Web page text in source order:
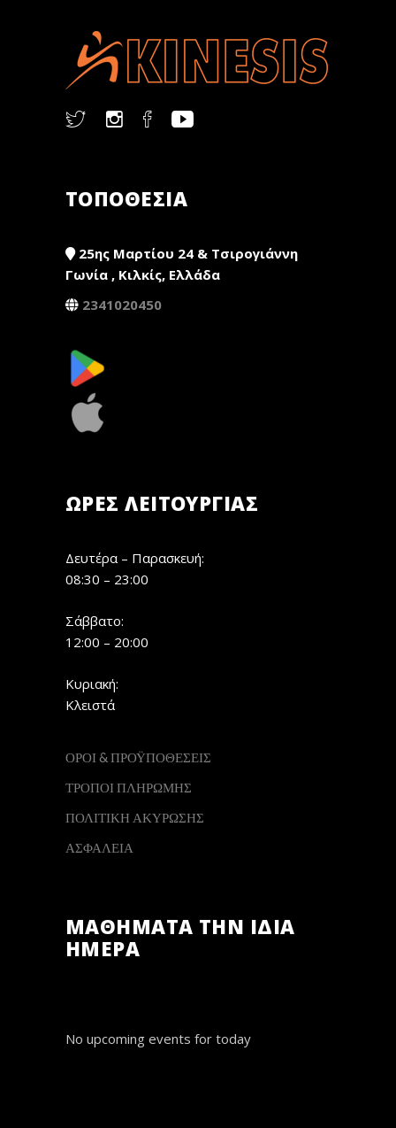
ΤΟΠΟΘΕΣΙΑ
25ης Μαρτίου 24 & Τσιρογιάννη
Γωνία , Κιλκίς, Ελλάδα
2341020450
ΏΡΕΣ ΛΕΙΤΟΥΡΓΊΑΣ
Δευτέρα – Παρασκευή:
08:30 – 23:00
Σάββατο:
12:00 – 20:00
Κυριακή:
Κλειστά
ΟΡΟΙ & ΠΡΟΫΠΟΘΕΣΕΙΣ
ΤΡΟΠΟΙ ΠΛΗΡΩΜΗΣ
ΠΟΛΙΤΙΚΗ ΑΚΥΡΩΣΗΣ
ΑΣΦΑΛΕΙΑ
ΜΑΘΗΜΑΤΑ ΤΗΝ ΙΔΙΑ
ΗΜΕΡΑ
No upcoming events for today